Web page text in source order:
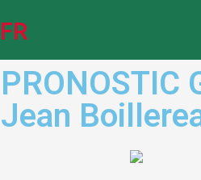
FR
PRONOSTIC
Jean